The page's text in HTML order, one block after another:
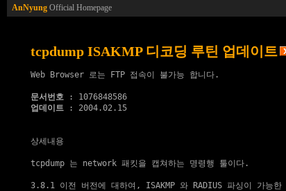
AnNyung Official Homepage
tcpdump ISAKMP 디코딩 루틴 업데이트
Web Browser 로는 FTP 접속이 불가능 합니다.
문서번호
업데이트 : 2004.02.15
상세내용
tcpdump 는 network 패킷을 캡쳐하는 명령행 툴이다.
3.8.1 이전 버전에 대하여, ISAKMP 와 RADIUS 파싱이 가능한